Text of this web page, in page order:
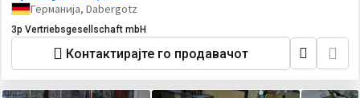
Германија, Dabergotz
3p Vertriebsgesellschaft mbH
Контактирајте го продавачот